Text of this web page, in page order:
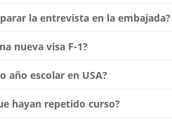
la entrevista en la embajada?
nueva visa F-1?
año escolar en USA?
hayan repetido curso?